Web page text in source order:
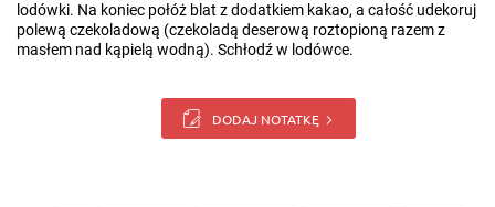
lodówki. Na koniec połóż blat z dodatkiem kakao, a całość udekoruj
polewą czekoladową (czekoladą deserową roztopioną razem z
masłem nad kąpielą wodną). Schłodź w lodówce.
DODAJ NOTATKĘ